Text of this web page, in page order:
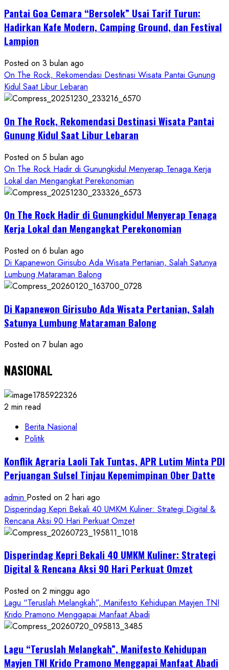
ROCK
Gunungkidul
Baru,
Padukan
Keindahan
Alam
Wisata
Kekinian
Pantai Goa Cemara “Bersolek” Usai Tarif Turun:
Hadirkan Kafe Modern, Camping Ground, dan Festival
Lampion
Posted on 3 bulan ago
On The Rock, Rekomendasi Destinasi Wisata Pantai Gunung
Kidul Saat Libur Lebaran
On The Rock, Rekomendasi Destinasi Wisata Pantai
Gunung Kidul Saat Libur Lebaran
Posted on 5 bulan ago
On The Rock Hadir di Gunungkidul Menyerap Tenaga Kerja
Lokal dan Mengangkat Perekonomian
On The Rock Hadir di Gunungkidul Menyerap Tenaga
Kerja Lokal dan Mengangkat Perekonomian
Posted on 6 bulan ago
Di Kapanewon Girisubo Ada Wisata Pertanian, Salah Satunya
Lumbung Mataraman Balong
Di Kapanewon Girisubo Ada Wisata Pertanian, Salah
Satunya Lumbung Mataraman Balong
Posted on 7 bulan ago
NASIONAL
2 min read
Berita Nasional
Politik
Konflik Agraria Laoli Tak Tuntas, APR Lutim Minta PDI
Perjuangan Sulsel Tinjau Kepemimpinan Ober Datte
admin Posted on 2 hari ago
Disperindag Kepri Bekali 40 UMKM Kuliner: Strategi Digital &
Rencana Aksi 90 Hari Perkuat Omzet
Disperindag Kepri Bekali 40 UMKM Kuliner: Strategi
Digital & Rencana Aksi 90 Hari Perkuat Omzet
Posted on 2 minggu ago
Lagu “Teruslah Melangkah”, Manifesto Kehidupan Mayjen TNI
Krido Pramono Menggapai Manfaat Abadi
Lagu “Teruslah Melangkah”, Manifesto Kehidupan
Mayjen TNI Krido Pramono Menggapai Manfaat Abadi